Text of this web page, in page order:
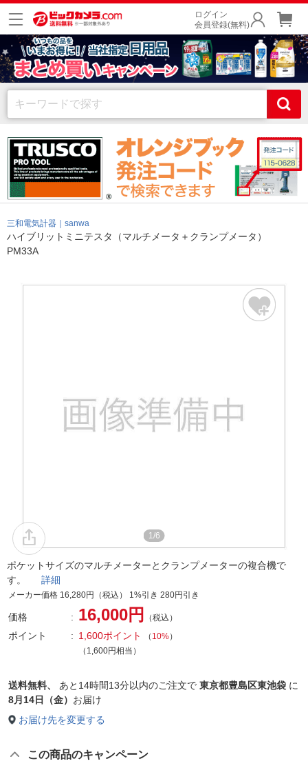
ログイン
会員登録(無料)
三和電気計器｜sanwa
ハイブリットミニテスタ（マルチメータ＋クランプメータ）
PM33A
1/6
ポケットサイズのマルチメーターとクランプメーターの複合機で
す。 詳細
メーカー価格 16,280円（税込） 1%引き 280円引き
価格 16,000円 （税込）
ポイント 1,600ポイント （ 10%）
（1,600円相当）
送料無料、 あと 14時間13分以内のご注文で 東京都豊島区東池袋 に
8月14日（金） お届け
お届け先を変更する
この商品のキャンペーン